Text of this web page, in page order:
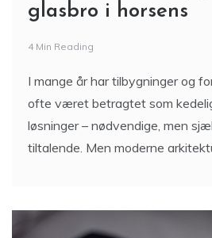
glasbro i horsens
4 Min Reading
I mange år har tilbygninger og
ofte været betragtet som
løsninger – nødvendige, men
tiltalende. Men moderne